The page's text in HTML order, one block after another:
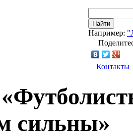
Найти
Например:
Контакты
сильны»